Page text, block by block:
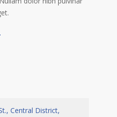
Central District,